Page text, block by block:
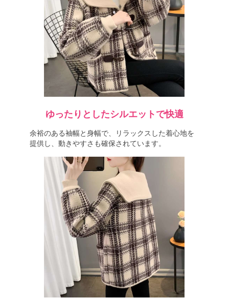
ゆったりとしたシルエットで快適
余裕のある袖幅と身幅で、リラックスした着心地を
提供し、動きやすさも確保されています。